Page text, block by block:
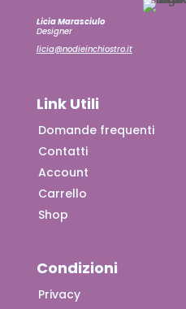
Licia Marasciulo
Designer
licia@nodieinchiostro.it
Link Utili
Domande frequenti
Contatti
Account
Carrello
Shop
Condizioni
Privacy